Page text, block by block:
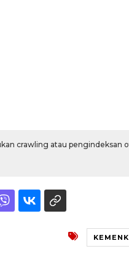
crawling atau pengindeksan